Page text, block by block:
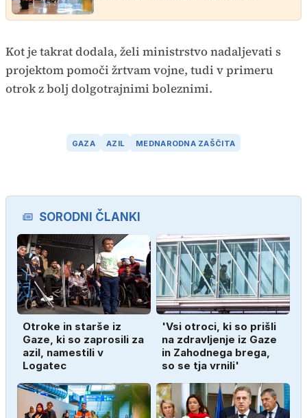
Kot je takrat dodala, želi ministrstvo nadaljevati s
projektom pomoči žrtvam vojne, tudi v primeru
otrok z bolj dolgotrajnimi boleznimi.
GAZA AZIL MEDNARODNA ZAŠČITA
SORODNI ČLANKI
Otroke in starše iz
Gaze, ki so zaprosili za
azil, namestili v
Logatec
'Vsi otroci, ki so prišli
na zdravljenje iz Gaze
in Zahodnega brega,
so se tja vrnili'